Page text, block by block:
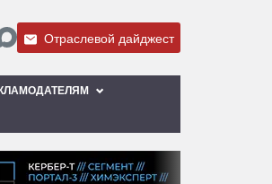
Отраслевой дайджест